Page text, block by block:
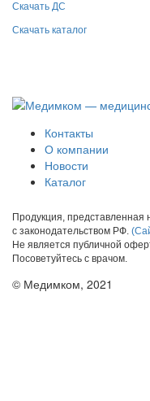
Скачать ДС
Скачать каталог
Контакты
О компании
Новости
Каталог
Продукция, представленная
с законодательством РФ.
Не является публичной
Посоветуйтесь с врачом.
© Медимком, 2021